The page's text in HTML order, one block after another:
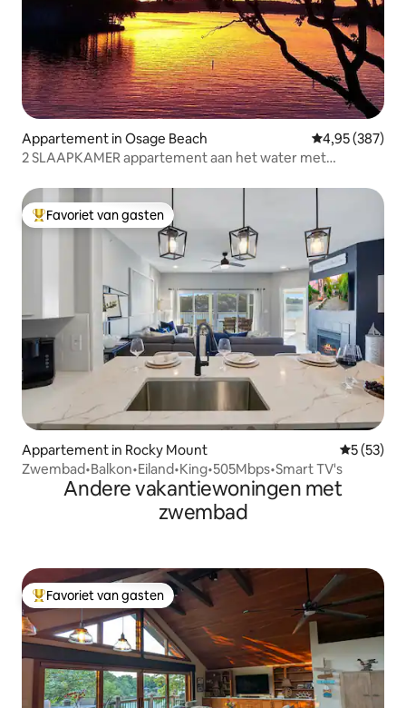
Appartement in Osage Beach Gemiddelde
4,95 (387)
2 SLAAPKAMER appartement aan het water met
Topfavoriet van gasten
Favoriet van gasten
Appartement in Rocky Mount
5 (53)
Zwembad•Balkon•Eiland•King•505Mbps•Smart TV's
Andere vakantiewoningen met
zwembad
Topfavoriet van gasten
Favoriet van gasten